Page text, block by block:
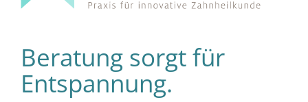
Beratung sorgt für
Entspannung.